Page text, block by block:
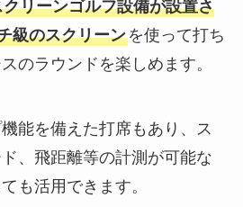
クリーンゴルフ設備が設置さ
級のスクリーンを使って打ち
のラウンドを楽しめます。
能を備えた打席もあり、ス
、飛距離等の計測が可能な
も活用できます。